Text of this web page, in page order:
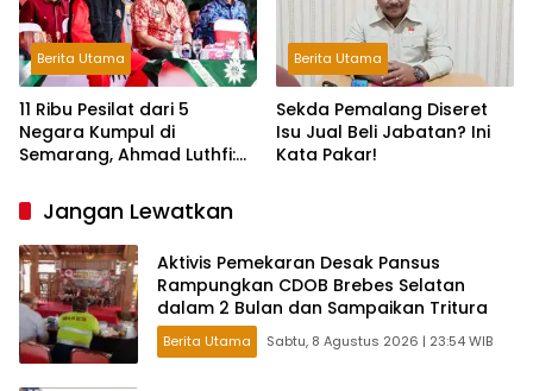
Berita Utama
11 Ribu Pesilat dari 5
Negara Kumpul di
Semarang, Ahmad Luthfi:
Bangsa!
Berita Utama
Sekda Pemalang Diseret
Isu Jual Beli Jabatan? Ini
Kata Pakar!
Jangan Lewatkan
Aktivis Pemekaran Desak Pansus
Rampungkan CDOB Brebes Selatan
dalam 2 Bulan dan Sampaikan Tritura
Berita Utama Sabtu, 8 Agustus 2026 | 23:54 WIB